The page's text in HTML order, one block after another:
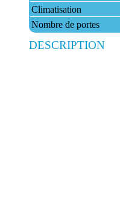
Climatisation
Nombre de portes
DESCRIPTION